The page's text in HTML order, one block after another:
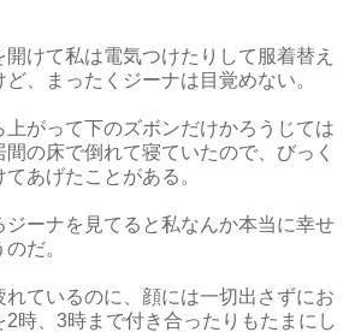
けて私は電気つけたりして服着替え
、まったくジーナは目覚めない。
上がって下のズボンだけかろうじては
の床で倒れて寝ていたので、びっく
あげたことがある。
ジーナを見てると私なんか本当に幸せ
だ。
れているのに、顔には一切出さずにお
時、3時まで付き合ったりもたまにし